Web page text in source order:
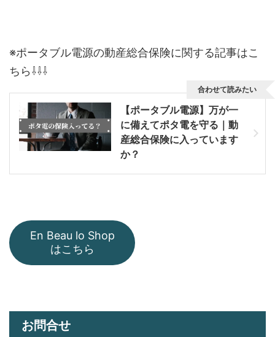
※ポータブル電源の動産総合保険に関する記事はこ
ちら⇩⇩⇩
【ポータブル電源】万が一
に備えてポタ電を守る｜動
産総合保険に入っています
か？
合わせて読みたい
En Beau lo Shop
はこちら
お問合せ